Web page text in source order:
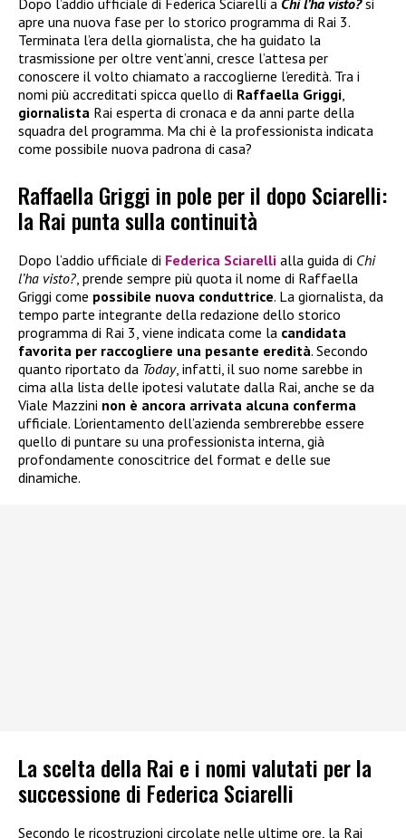
Dopo l’addio ufficiale di Federica Sciarelli a Chi l’ha visto?si
apre una nuova fase per lo storico programma di Rai 3.
Terminata l’era della giornalista, che ha guidato la
trasmissione per oltre vent’anni, cresce l’attesa per
conoscere il volto chiamato a raccoglierne l’eredità. Tra i
nomi più accreditati spicca quello di Raffaella Griggi,
giornalista Rai esperta di cronaca e da anni parte della
squadra del programma. Ma chi è la professionista indicata
come possibile nuova padrona di casa?
Raffaella Griggi in pole per il dopo Sciarelli:
la Rai punta sulla continuità
Dopo l’addio ufficiale di Federica Sciarelli alla guida di Chi
l’ha visto? , prende sempre più quota il nome di Raffaella
Griggi come possibile nuova conduttrice. La giornalista, da
tempo parte integrante della redazione dello storico
programma di Rai 3, viene indicata come la candidata
favorita per raccogliere una pesante eredità. Secondo
quanto riportato da Today, infatti, il suo nome sarebbe in
cima alla lista delle ipotesi valutate dalla Rai, anche se da
Viale Mazzini non è ancora arrivata alcuna conferma
ufficiale. L’orientamento dell’azienda sembrerebbe essere
quello di puntare su una professionista interna, già
profondamente conoscitrice del format e delle sue
dinamiche.
La scelta della Rai e i nomi valutati per la
successione di Federica Sciarelli
Secondo le ricostruzioni circolate nelle ultime ore, la Rai